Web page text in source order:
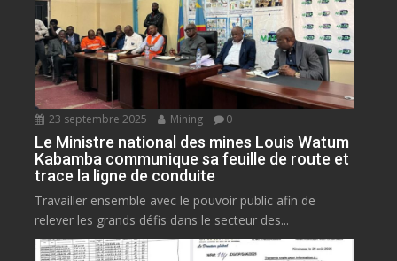
23 septembre 2025 Mining 0
Le Ministre national des mines Louis Watum
Kabamba communique sa feuille de route et
trace la ligne de conduite
Travailler ensemble avec le pouvoir public afin de
relever les grands défis dans le secteur des...